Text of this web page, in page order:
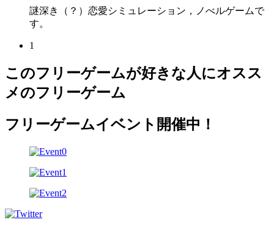
謎深き（？）恋愛シミュレーション，ノべルゲームで
す。
1
このフリーゲームが好きな人にオスス
メのフリーゲーム
フリーゲームイベント開催中！